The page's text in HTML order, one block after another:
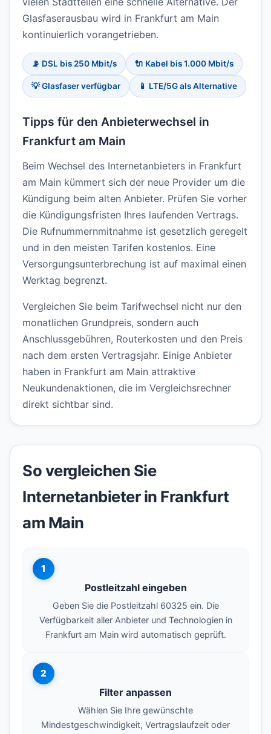
Glasfaserausbau wird in Frankfurt am Main
kontinuierlich vorangetrieben.
📡 DSL bis 250 Mbit/s 🔌 Kabel bis 1.000 Mbit/s
💡 Glasfaser verfügbar 📱 LTE/5G als Alternative
Tipps für den Anbieterwechsel in
Frankfurt am Main
Beim Wechsel des Internetanbieters in Frankfurt
am Main kümmert sich der neue Provider um die
Kündigung beim alten Anbieter. Prüfen Sie vorher
die Kündigungsfristen Ihres laufenden Vertrags.
Die Rufnummernmitnahme ist gesetzlich geregelt
und in den meisten Tarifen kostenlos. Eine
Versorgungsunterbrechung ist auf maximal einen
Werktag begrenzt.
Vergleichen Sie beim Tarifwechsel nicht nur den
monatlichen Grundpreis, sondern auch
Anschlussgebühren, Routerkosten und den Preis
nach dem ersten Vertragsjahr. Einige Anbieter
haben in Frankfurt am Main attraktive
Neukundenaktionen, die im Vergleichsrechner
direkt sichtbar sind.
So vergleichen Sie
Internetanbieter in Frankfurt
am Main
1
Postleitzahl eingeben
Geben Sie die Postleitzahl 60325 ein. Die
Verfügbarkeit aller Anbieter und Technologien in
Frankfurt am Main wird automatisch geprüft.
2
Filter anpassen
Wählen Sie Ihre gewünschte
Mindestgeschwindigkeit, Vertragslaufzeit oder